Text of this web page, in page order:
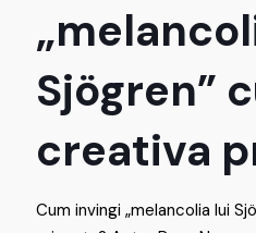
Sjögren”
creativa
Cum invingi „melancolia lui